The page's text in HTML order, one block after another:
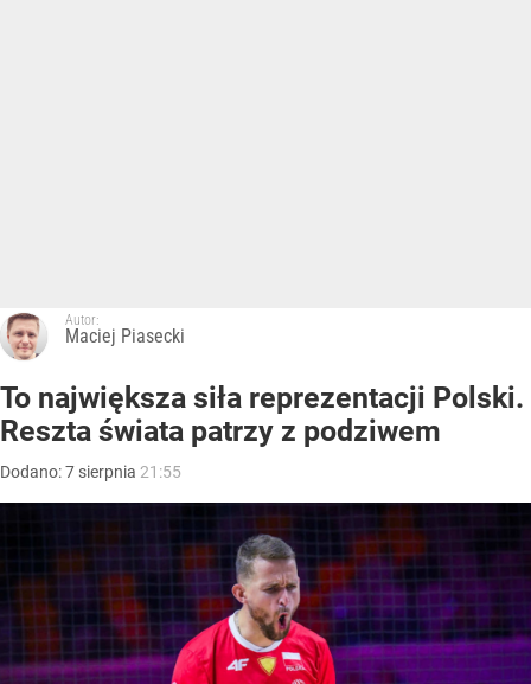
Autor:
Maciej Piasecki
To największa siła reprezentacji Polski.
Reszta świata patrzy z podziwem
Dodano:7 sierpnia 21:55